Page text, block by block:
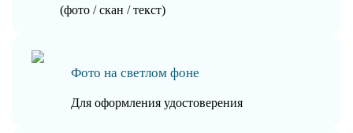
(фото / скан / текст)
Фото на светлом фоне
Для оформления удостоверения